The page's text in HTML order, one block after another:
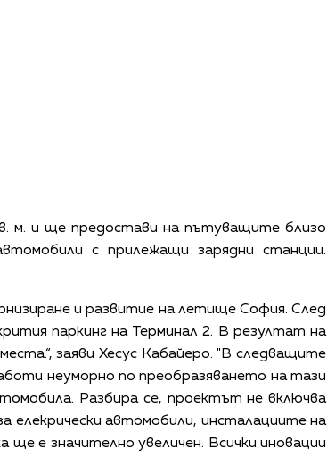
м. и ще предостави на пътуващите близо
с прилежащи зарядни станции.
и развитие на летище София. След
паркинг на Терминал 2. В резултат на
заяви Хесус Кабайеро. "В следващите
неуморно по преобразяването на тази
Разбира се, проектът не включва
елекрически автомобили, инсталациите на
е значително увеличен. Всички иновации